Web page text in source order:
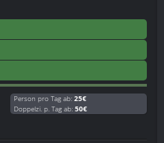
Person pro Tag ab: 25€
Doppelzi. p. Tag ab: 50€